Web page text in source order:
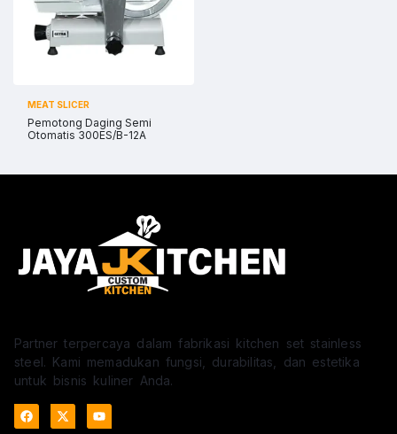
MEAT SLICER
Pemotong Daging Semi
Otomatis 300ES/B-12A
Partner terpercaya dalam fabrikasi kitchen set stainless
steel. Kami memadukan fungsi, durabilitas, dan estetika
untuk bisnis kuliner Anda.